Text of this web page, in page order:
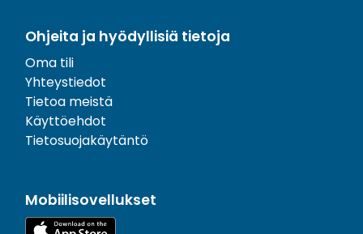
Ohjeita ja hyödyllisiä tietoja
Oma tili
Yhteystiedot
Tietoa meistä
Käyttöehdot
Tietosuojakäytäntö
Mobiilisovellukset